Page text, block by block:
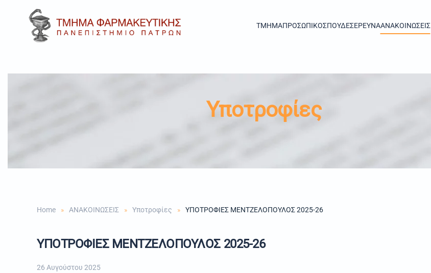
Skip to main content TMHMAΠΡΟΣΩΠΙΚΟΣΠΟΥΔΕΣΕΡΕΥΝΑΑΝΑΚΟΙΝΩΣΕΙΣ
Υποτροφίες
Home ΑΝΑΚΟΙΝΩΣΕΙΣ Υποτροφίες ΥΠΟΤΡΟΦΙΕΣ ΜΕΝΤΖΕΛΟΠΟΥΛΟΣ 2025-26
ΥΠΟΤΡΟΦΙΕΣ ΜΕΝΤΖΕΛΟΠΟΥΛΟΣ 2025-26
26 Αυγούστου 2025